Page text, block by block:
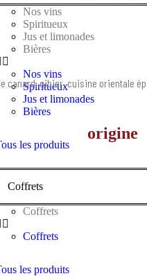
Nos vins
Spiritueux
Jus et limonades
Bières
Nos vins
Spiritueux
Jus et limonades
Bières
les produits
Coffrets
Coffrets
Coffrets
les produits
canard, gibier, cuisine orientale
origine